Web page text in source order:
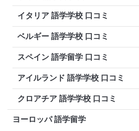
イタリア 語学学校 口コミ
ベルギー 語学学校 口コミ
スペイン 語学留学 口コミ
アイルランド 語学学校 口コミ
クロアチア 語学学校 口コミ
ヨーロッパ 語学留学